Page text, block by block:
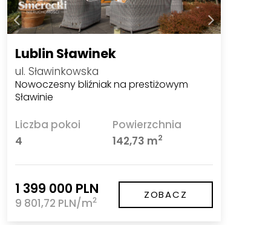
Lublin Sławinek
ul. Sławinkowska
Nowoczesny bliźniak na prestiżowym
Sławinie
Liczba pokoi
4
Powierzchnia
142,73 m2
1 399 000 PLN
9 801,72 PLN/m2 ZOBACZ